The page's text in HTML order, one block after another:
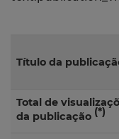
Título da
Total de
da publicação (*)